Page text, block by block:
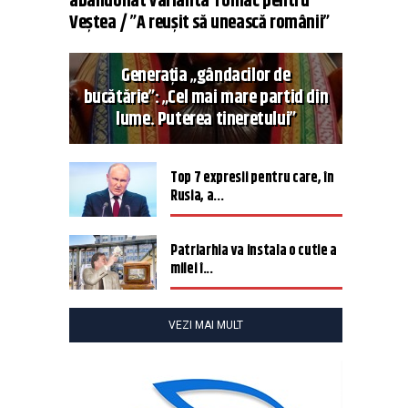
Veștea / ”A reușit să unească românii”
Generația „gândacilor de
bucătărie”: „Cel mai mare partid din
lume. Puterea tineretului”
Top 7 expresii pentru care, în
Rusia, a...
Patriarhia va instala o cutie a
milei î...
VEZI MAI MULT